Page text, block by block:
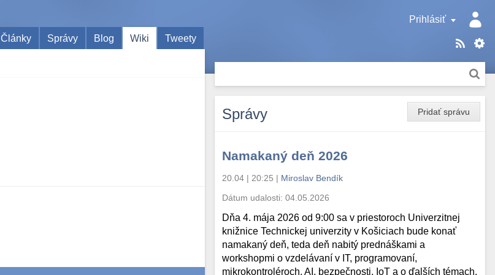
Prihlásiť
Články Správy Blog Wiki Tweety
Pridať správu
Správy
Namakaný deň 2026
20.04 | 20:25 | Miroslav Bendík
Dátum udalosti:04.05.2026
Dňa 4. mája 2026 od 9:00 sa v priestoroch Univerzitnej
knižnice Technickej univerzity v Košiciach bude konať
namakaný deň, teda deň nabitý prednáškami a
workshopmi o vzdelávaní v IT, programovaní,
mikrokontroléroch, AI, bezpečnosti, IoT a o ďalších témach.